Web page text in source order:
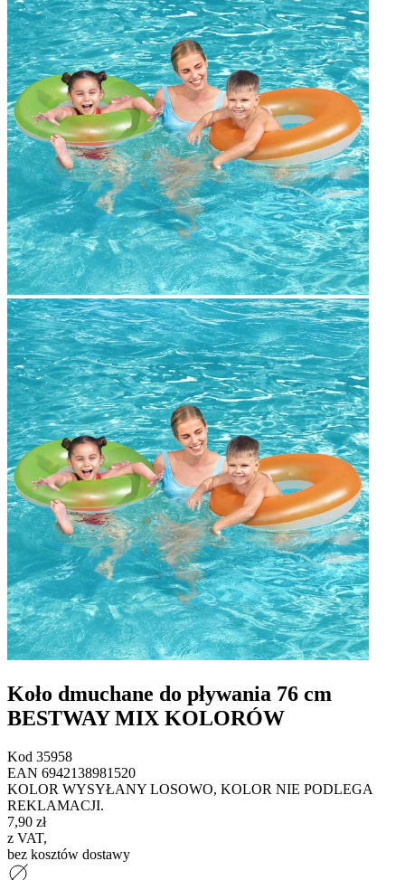
Koło dmuchane do pływania 76 cm
BESTWAY MIX KOLORÓW
Kod 35958
EAN 6942138981520
KOLOR WYSYŁANY LOSOWO, KOLOR NIE PODLEGA
REKLAMACJI.
7,90 zł
z VAT,
bez kosztów dostawy